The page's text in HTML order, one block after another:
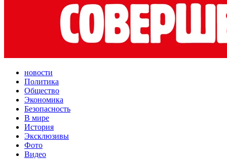
новости
Политика
Общество
Экономика
Безопасность
В мире
История
Эксклюзивы
Фото
Видео